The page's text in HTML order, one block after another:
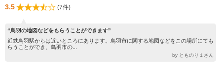
3.5 (7件)
“鳥羽の地図などをもらうことができます”
近鉄鳥羽駅からは近いところにあります。鳥羽市に関する地図などをこの場所にても
らうことができ、鳥羽市の...
by とものり１さん